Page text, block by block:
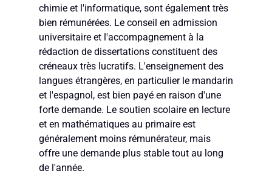
chimie et l'informatique, sont également très
bien rémunérées. Le conseil en admission
universitaire et l'accompagnement à la
rédaction de dissertations constituent des
créneaux très lucratifs. L'enseignement des
langues étrangères, en particulier le mandarin
et l'espagnol, est bien payé en raison d'une
forte demande. Le soutien scolaire en lecture
et en mathématiques au primaire est
généralement moins rémunérateur, mais
offre une demande plus stable tout au long
de l'année.